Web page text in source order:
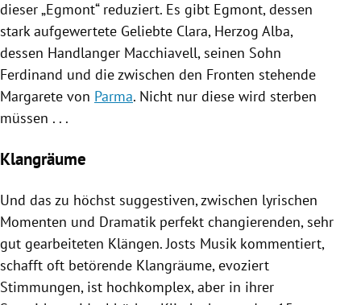
dieser „Egmont“ reduziert. Es gibt Egmont, dessen
stark aufgewertete Geliebte Clara, Herzog Alba,
dessen Handlanger Macchiavell, seinen Sohn
Ferdinand und die zwischen den Fronten stehende
Margarete von Parma. Nicht nur diese wird sterben
müssen . . .
Klangräume
Und das zu höchst suggestiven, zwischen lyrischen
Momenten und Dramatik perfekt changierenden, sehr
gut gearbeiteten Klängen. Josts Musik kommentiert,
schafft oft betörende Klangräume, evoziert
Stimmungen, ist hochkomplex, aber in ihrer